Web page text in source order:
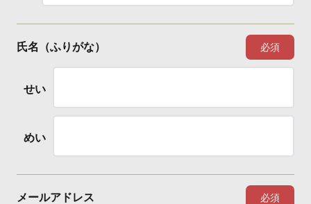
氏名（ふりがな） 必須
せい
めい
メールアドレス 必須